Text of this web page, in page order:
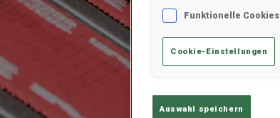
Funktionelle Cookies
Cookie-Einstellungen
Auswahl speichern